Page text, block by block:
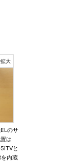
のサ
は
と
内蔵